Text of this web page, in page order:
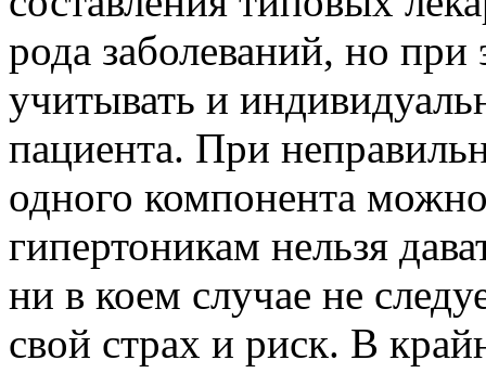
рода заболеваний, но при
учитывать и
пациента. При
одного компонента
гипертоникам нельзя
ни в коем случае не
свой страх и риск. В